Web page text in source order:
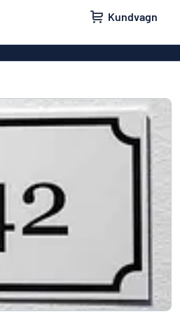
Kundvagn
Namnskyltar
Ingen reklam tack-skyltar
Våra bästsäljande skyltar